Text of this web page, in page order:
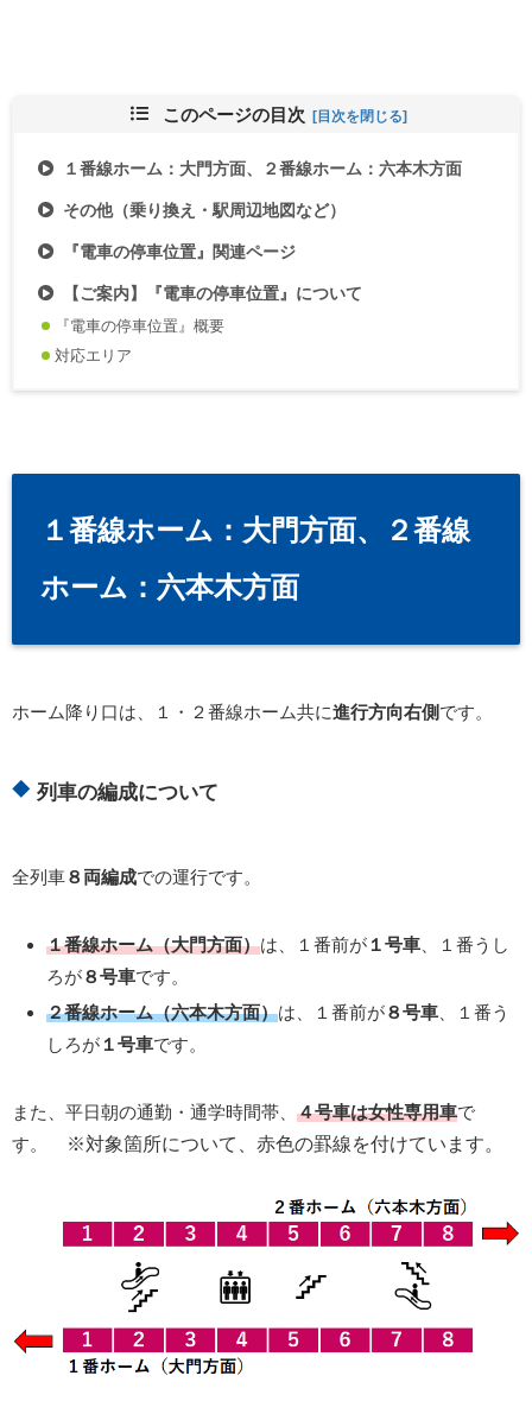
このページの目次
１番線ホーム：大門方面、２番線ホーム：六本木方面
その他（乗り換え・駅周辺地図など）
『電車の停車位置』関連ページ
【ご案内】『電車の停車位置』について
『電車の停車位置』概要
対応エリア
１番線ホーム：大門方面、２番線
ホーム：六本木方面
ホーム降り口は、１・２番線ホーム共に進行方向右側です。
列車の編成について
全列車８両編成での運行です。
１番線ホーム（大門方面）は、１番前が １号車 、１番うし
ろが８号車です。
２番線ホーム（六本木方面）は、１番前が８号車 、１番う
しろが １号車です。
また、平日朝の通勤・通学時間帯、 ４号車は女性専用車で
す。
※対象箇所について、赤色の罫線を付けています。